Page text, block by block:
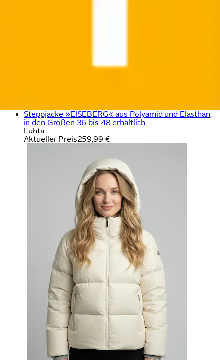
Steppjacke »EISEBERG« aus Polyamid und Elasthan,
in den Größen 36 bis 48 erhältlich
Luhta
Aktueller Preis259,99 €